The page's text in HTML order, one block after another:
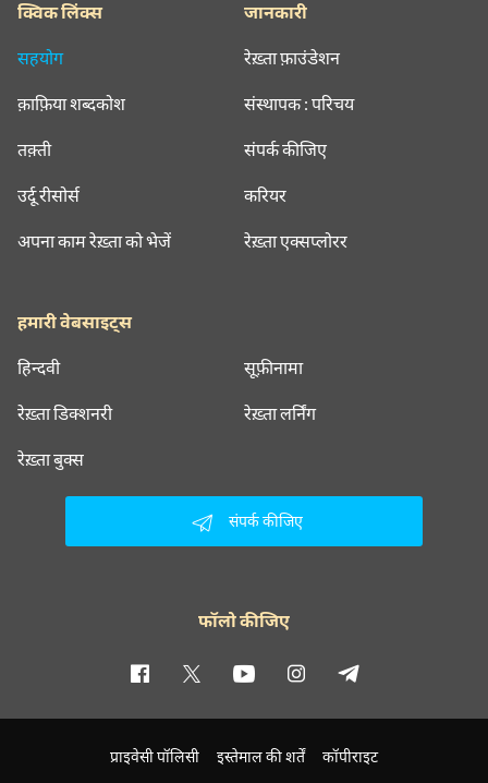
क्विक लिंक्स
सहयोग
क़ाफ़िया शब्दकोश
तक़्ती
उर्दू रीसोर्स
अपना काम रेख़्ता को भेजें
जानकारी
रेख़्ता फ़ाउंडेशन
संस्थापक : परिचय
संपर्क कीजिए
करियर
रेख़्ता एक्सप्लोरर
हमारी वेबसाइट्स
हिन्दवी सूफ़ीनामा
रेख़्ता डिक्शनरी रेख़्ता लर्निंग
रेख़्ता बुक्स
संपर्क कीजिए
फॉलो कीजिए
प्राइवेसी पॉलिसी इस्तेमाल की शर्तें कॉपीराइट